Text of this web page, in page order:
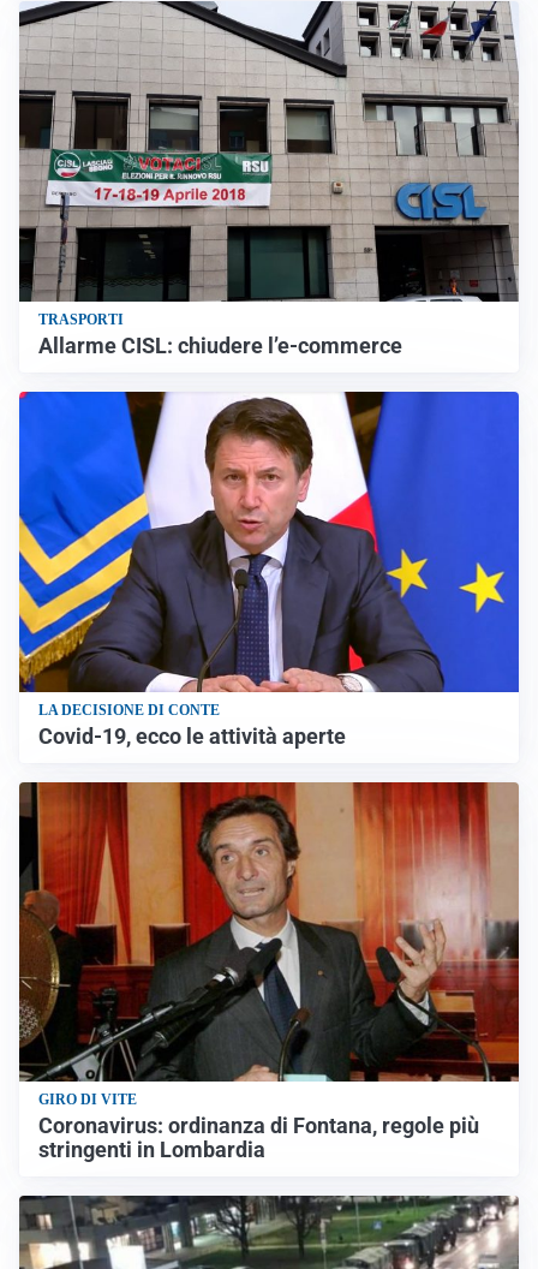
TRASPORTI
Allarme CISL: chiudere l’e-commerce
LA DECISIONE DI CONTE
Covid-19, ecco le attività aperte
GIRO DI VITE
Coronavirus: ordinanza di Fontana, regole più
stringenti in Lombardia